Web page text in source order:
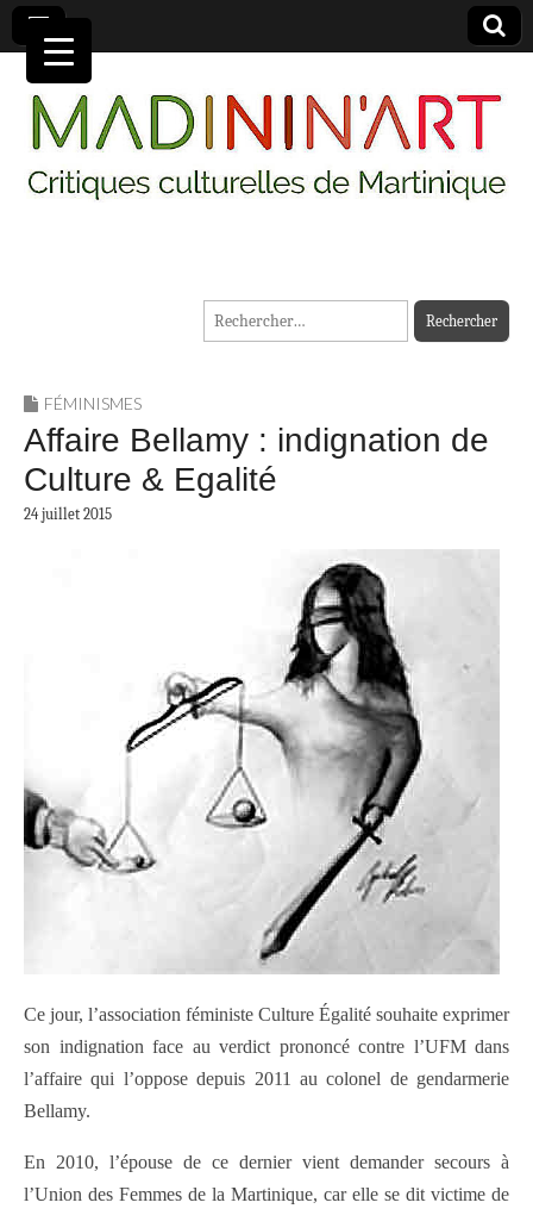
MADININ'ART
Rechercher :
FÉMINISMES
Affaire Bellamy : indignation de
Culture & Egalité
24 juillet 2015
Ce jour, l’association féministe Culture Égalité souhaite exprimer
son indignation face au verdict prononcé contre l’UFM dans
l’affaire qui l’oppose depuis 2011 au colonel de gendarmerie
Bellamy.
En 2010, l’épouse de ce dernier vient demander secours à
l’Union des Femmes de la Martinique, car elle se dit victime de